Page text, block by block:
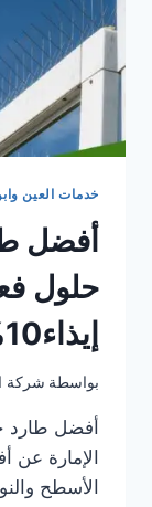
خدمات العين
أفضل
حلول
إيذاء10%
بواسطة شركة
أفضل طارد
الإمارة
الأسطح